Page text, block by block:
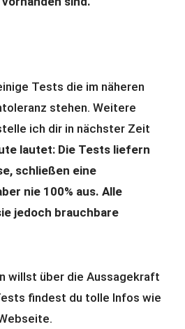
Tests die im näheren
stehen. Weitere
ich dir in nächster Zeit
lautet: Die Tests liefern
schließen eine
nie 100% aus. Alle
jedoch brauchbare
willst über die Aussagekraft
findest du tolle Infos wie